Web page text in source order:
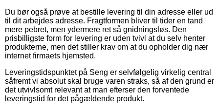
Du bør også prøve at bestille levering til din adresse eller ud
til dit arbejdes adresse. Fragtformen bliver til tider en tand
mere pebret, men ydermere ret så gnidningsløs. Den
prisbilligste form for levering er uden tvivl at du selv henter
produkterne, men det stiller krav om at du opholder dig nær
internet firmaets hjemsted.
Leveringstidspunktet på Seng er selvfølgelig virkelig central
såfremt vi absolut skal bruge varen straks, så af den grund er
det utvivlsomt relevant at man efterser den forventede
leveringstid for det pågældende produkt.